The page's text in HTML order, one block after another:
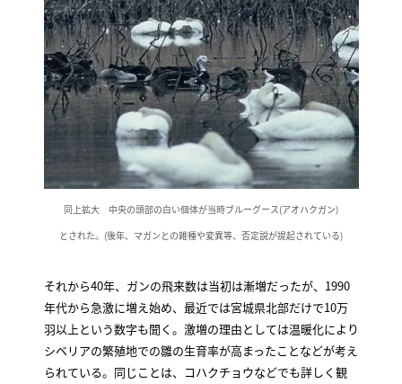
同上拡大 中央の頭部の白い個体が当時ブルーグース(アオハクガン)
とされた。(後年、マガンとの雑種や変異等、否定説が提起されている)
それから40年、ガンの飛来数は当初は漸増だったが、1990
年代から急激に増え始め、最近では宮城県北部だけで10万
羽以上という数字も聞く。激増の理由としては温暖化により
シベリアの繁殖地での雛の生育率が高まったことなどが考え
られている。同じことは、コハクチョウなどでも詳しく観